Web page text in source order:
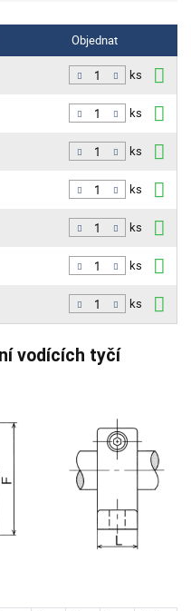
Objednat
ks
ks
ks
ks
ks
ks
ks
vodících tyčí